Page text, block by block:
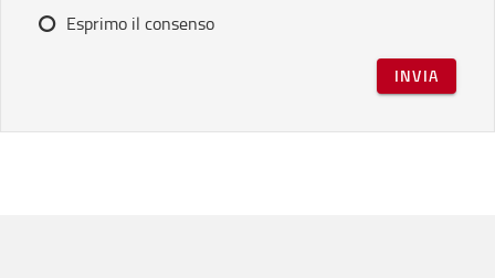
Esprimo il consenso
INVIA